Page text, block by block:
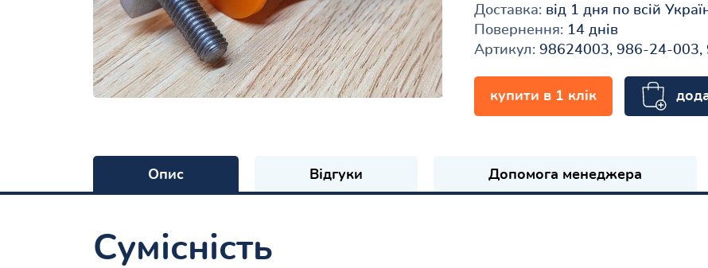
Доставка: від 1 дня по всій
Повернення: 14 днів
Артикул: 98624003, 986-24-003,
купити в 1 клік
Опис Відгуки Допомога менеджера
Сумісність